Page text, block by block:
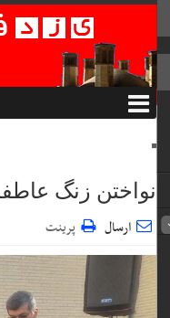
نواختن زنگ
ارسال پرینت